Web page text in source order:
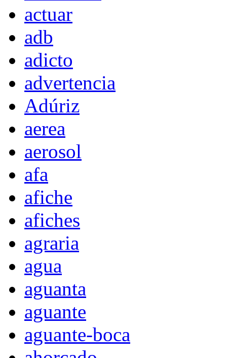
actuar
adb
adicto
advertencia
Adúriz
aerea
aerosol
afa
afiche
afiches
agraria
agua
aguanta
aguante
aguante-boca